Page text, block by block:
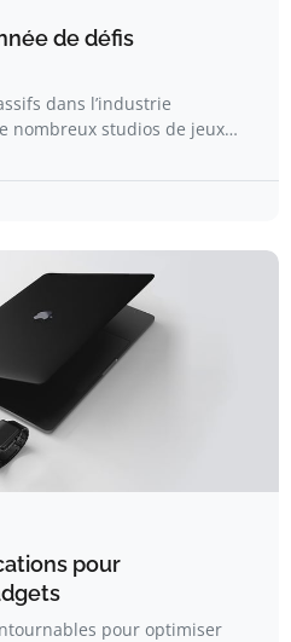
de défis
dans l’industrie
nombreux studios de jeux…
pour
pour optimiser